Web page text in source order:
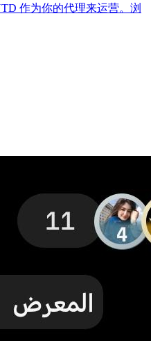
作为你的代理来运营。 浏